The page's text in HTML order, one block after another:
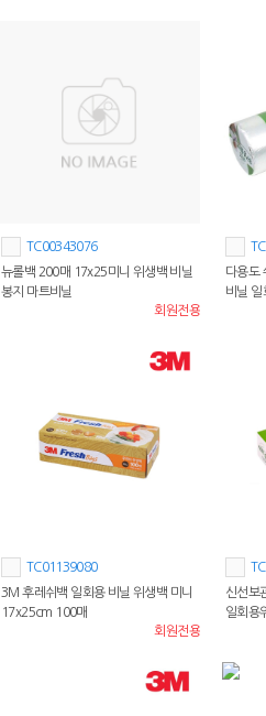
TC00343076
뉴롤백 200매 17x25미니 위생백 비닐
봉지 마트비닐
회원전용
다용도
비닐 일
TC01139080
3M 후레쉬백 일회용 비닐 위생백 미니
17x25cm 100매
회원전용
신선보
일회용